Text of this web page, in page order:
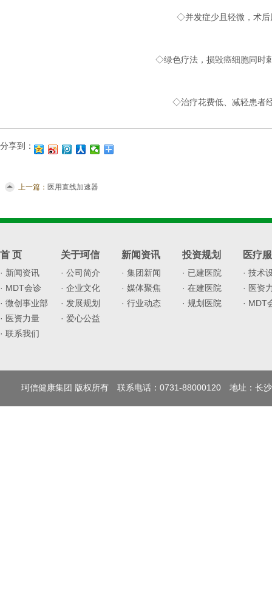
◇并发症少且轻微，术后
◇绿色疗法，损毁癌细胞同时
◇治疗花费低、减轻患者
分享到：
上一篇： 医用直线加速器
首 页
· 新闻资讯
· MDT会诊
· 微创事业部
· 医资力量
· 联系我们
关于珂信
· 公司简介
· 企业文化
· 发展规划
· 爱心公益
新闻资讯
· 集团新闻
· 媒体聚焦
· 行业动态
投资规划
· 已建医院
· 在建医院
· 规划医院
医疗
· 技术
· 医资
· MDT
珂信健康集团 版权所有 联系电话：0731-88000120 地址：